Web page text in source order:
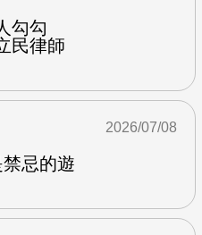
勾勾
民律師
忌的遊
2026/07/08